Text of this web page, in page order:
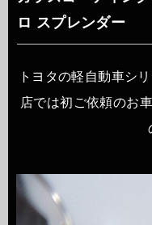
ロ スプレンダー
トヨタの軽自動車シ
店では初ご依頼のお